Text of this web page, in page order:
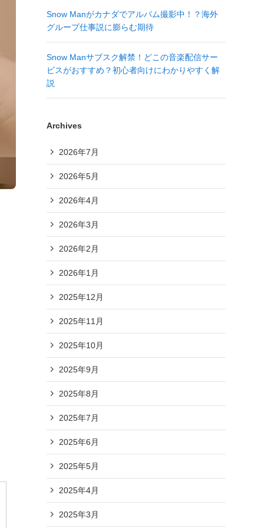
Snow Manがカナダでアルバム撮影中！？海外
グループ仕事説に膨らむ期待
Snow Manサブスク解禁！どこの音楽配信サー
ビスがおすすめ？初心者向けにわかりやすく解
説
Archives
2026年7月
2026年5月
2026年4月
2026年3月
2026年2月
2026年1月
2025年12月
2025年11月
2025年10月
2025年9月
2025年8月
2025年7月
2025年6月
2025年5月
2025年4月
2025年3月